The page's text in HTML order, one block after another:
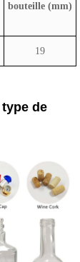
bouteille (mm)
19
de